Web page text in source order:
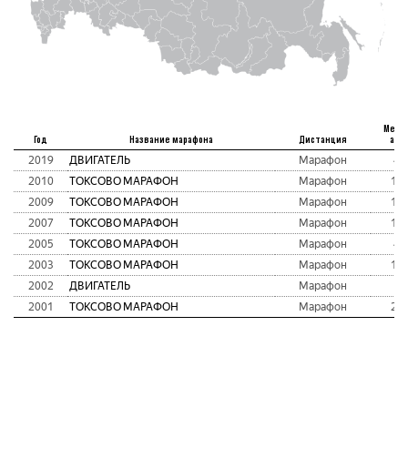
Год Название марафона Дистанция
абс
2019 ДВИГАТЕЛЬ Марафон
4
2010
ТОКСОВО МАРАФОН Марафон
15
2009
ТОКСОВО МАРАФОН Марафон
13
2007
ТОКСОВО МАРАФОН Марафон
10
2005
ТОКСОВО МАРАФОН Марафон
4
2003
ТОКСОВО МАРАФОН Марафон
11
2002
ДВИГАТЕЛЬ Марафон
2001
ТОКСОВО МАРАФОН Марафон 23